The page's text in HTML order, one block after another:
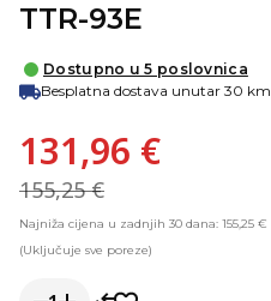
TTR-93E
Dostupno u 5 poslovnica
Besplatna dostava unutar 30 km
131,96 €
155,25 €
Najniža cijena u zadnjih 30 dana: 155,25 €
(Uključuje sve poreze)